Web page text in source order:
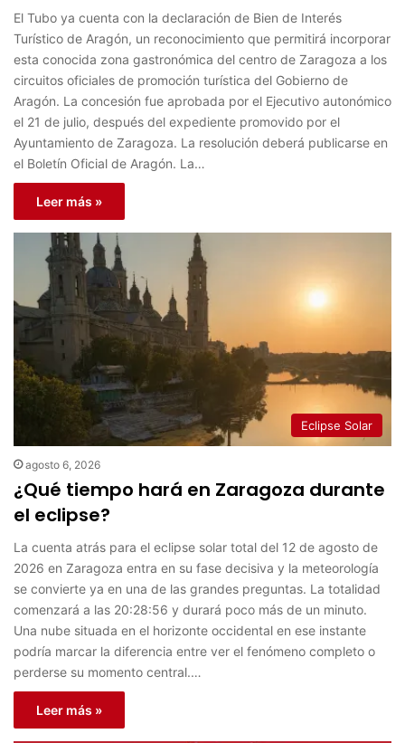
El Tubo ya cuenta con la declaración de Bien de Interés
Turístico de Aragón, un reconocimiento que permitirá incorporar
esta conocida zona gastronómica del centro de Zaragoza a los
circuitos oficiales de promoción turística del Gobierno de
Aragón. La concesión fue aprobada por el Ejecutivo autonómico
el 21 de julio, después del expediente promovido por el
Ayuntamiento de Zaragoza. La resolución deberá publicarse en
el Boletín Oficial de Aragón. La…
Leer más »
Eclipse Solar
agosto 6, 2026
¿Qué tiempo hará en Zaragoza durante
el eclipse?
La cuenta atrás para el eclipse solar total del 12 de agosto de
2026 en Zaragoza entra en su fase decisiva y la meteorología
se convierte ya en una de las grandes preguntas. La totalidad
comenzará a las 20:28:56 y durará poco más de un minuto.
Una nube situada en el horizonte occidental en ese instante
podría marcar la diferencia entre ver el fenómeno completo o
perderse su momento central.…
Leer más »